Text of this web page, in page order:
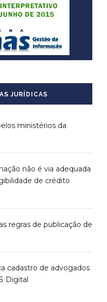
JURÍDICAS
ministérios da
não é via adequada
de crédito
regras de publicação de
cadastro de advogados
Digital